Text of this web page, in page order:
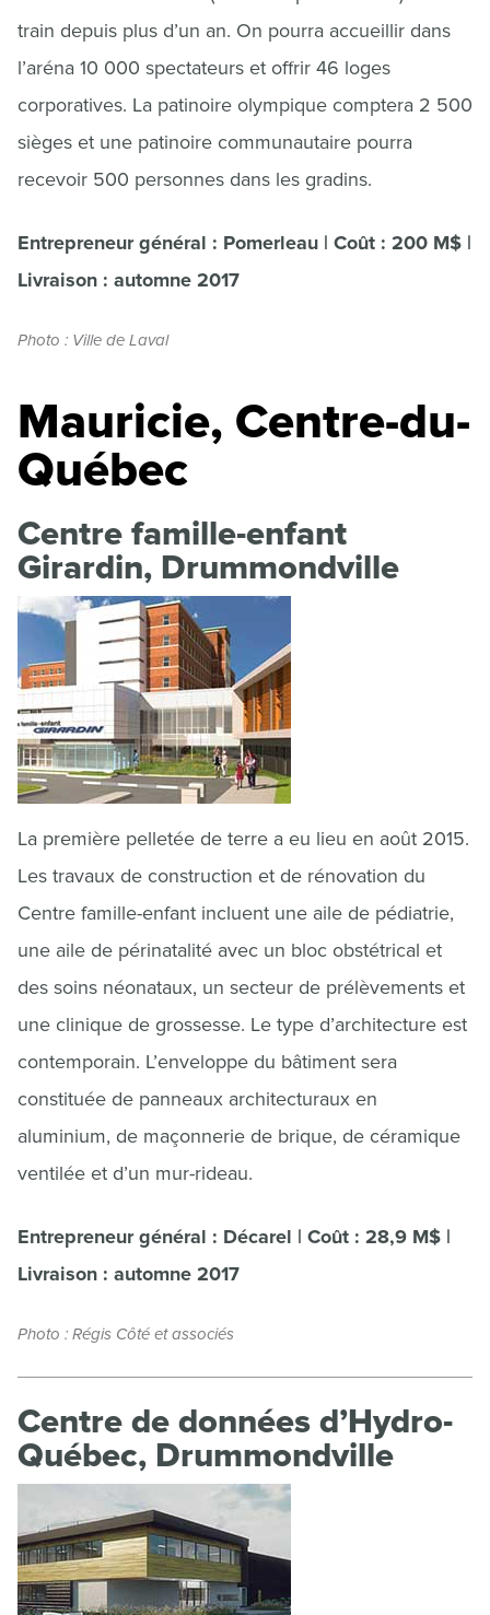
train depuis plus d’un an. On pourra accueillir dans
l’aréna 10 000 spectateurs et offrir 46 loges
corporatives. La patinoire olympique comptera 2 500
sièges et une patinoire communautaire pourra
recevoir 500 personnes dans les gradins.
Entrepreneur général : Pomerleau | Coût : 200 M$ |
Livraison : automne 2017
Photo : Ville de Laval
Mauricie, Centre-du-
Québec
Centre famille-enfant
Girardin, Drummondville
La première pelletée de terre a eu lieu en août 2015.
Les travaux de construction et de rénovation du
Centre famille-enfant incluent une aile de pédiatrie,
une aile de périnatalité avec un bloc obstétrical et
des soins néonataux, un secteur de prélèvements et
une clinique de grossesse. Le type d’architecture est
contemporain. L’enveloppe du bâtiment sera
constituée de panneaux architecturaux en
aluminium, de maçonnerie de brique, de céramique
ventilée et d’un mur-rideau.
Entrepreneur général : Décarel | Coût : 28,9 M$ |
Livraison : automne 2017
Photo : Régis Côté et associés
Centre de données d’Hydro-
Québec, Drummondville